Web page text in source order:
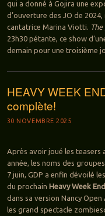
qui a donné à Gojira une
d’ouverture des JO de 2024,
cantatrice Marina Viotti.
23h30 pétante, ce show
demain pour une troisième
HEAVY WEEK
complète!
30 NOVEMBRE 2025
Après avoir joué les teasers
année, les noms des
7 juin, GDP a enfin dévoilé
du prochain Heavy Week End
dans sa version Nancy
les grand spectacle